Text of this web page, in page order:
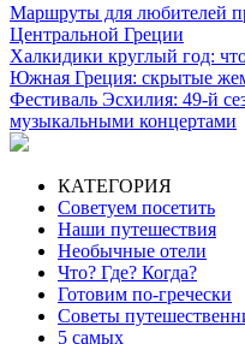
Маршруты для любителей
Центральной Греции
Халкидики круглый год:
Южная Греция: скрытые
Фестиваль Эсхилия: 49-й
музыкальными концертами
КАТЕГОРИЯ
Советуем посетить
Наши путешествия
Необычные отели
Что? Где? Когда?
Готовим по-гречески
Советы
5 самых